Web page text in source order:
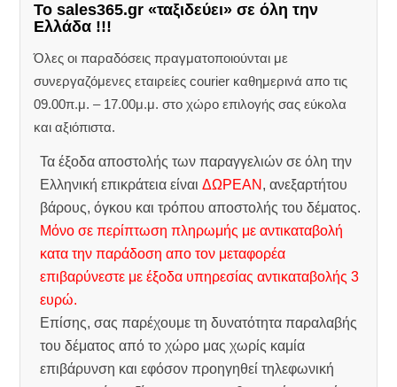
Το sales365.gr «ταξιδεύει» σε όλη την
Ελλάδα !!!
Όλες οι παραδόσεις πραγματοποιούνται με
συνεργαζόμενες εταιρείες courier καθημερινά απο τις
09.00π.μ. – 17.00μ.μ. στο χώρο επιλογής σας εύκολα
και αξιόπιστα.
Τα έξοδα αποστολής των παραγγελιών σε όλη την
Ελληνική επικράτεια είναιΔΩΡΕΑΝ , ανεξαρτήτου
βάρους, όγκου και τρόπου αποστολής του δέματος.
Μόνο σε περίπτωση πληρωμής με αντικαταβολή
κατα την παράδοση απο τον μεταφορέα
επιβαρύνεστε με έξοδα υπηρεσίας αντικαταβολής 3
ευρώ.
Επίσης, σας παρέχουμε τη δυνατότητα παραλαβής
του δέματος από το χώρο μας χωρίς καμία
επιβάρυνση και εφόσον προηγηθεί τηλεφωνική